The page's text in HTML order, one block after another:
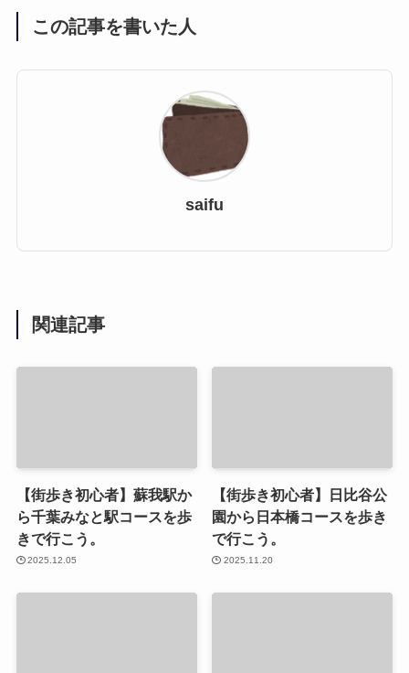
この記事を書いた人
saifu
関連記事
【街歩き初心者】蘇我駅か
ら千葉みなと駅コースを歩
きで行こう。
2025.12.05
【街歩き初心者】日比谷公
園から日本橋コースを歩き
で行こう。
2025.11.20